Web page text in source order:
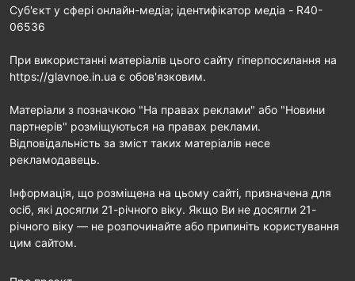
Cуб'єкт у сфері онлайн-медіа; ідентифікатор медіа - R40-
06536
При використанні матеріалів цього сайту гіперпосилання на
https://glavnoe.in.ua є обов'язковим.
Матеріали з позначкою "На правах реклами" або "Новини
партнерів" розміщуються на правах реклами.
Відповідальність за зміст таких матеріалів несе
рекламодавець.
Інформація, що розміщена на цьому сайті, призначена для
осіб, які досягли 21-річного віку. Якщо Ви не досягли 21-
річного віку — не розпочинайте або припиніть користування
цим сайтом.